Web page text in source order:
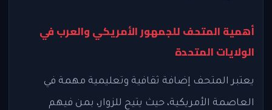
أهمية المتحف للجمهور الأمريكي والعرب في
الولايات المتحدة
يعتبر المتحف إضافة ثقافية وتعليمية مهمة في
العاصمة الأمريكية، حيث يتيح للزوار، بمن فيهم